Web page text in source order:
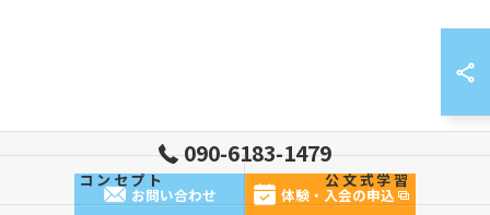
090-6183-1479
お問い合わせ 体験・入会の申込
コンセプト 公文式学習